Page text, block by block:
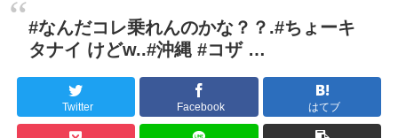
#なんだコレ乗れんのかな？？.#ちょーキ
タナイ けどw..#沖縄 #コザ …
Twitter Facebook はてブ